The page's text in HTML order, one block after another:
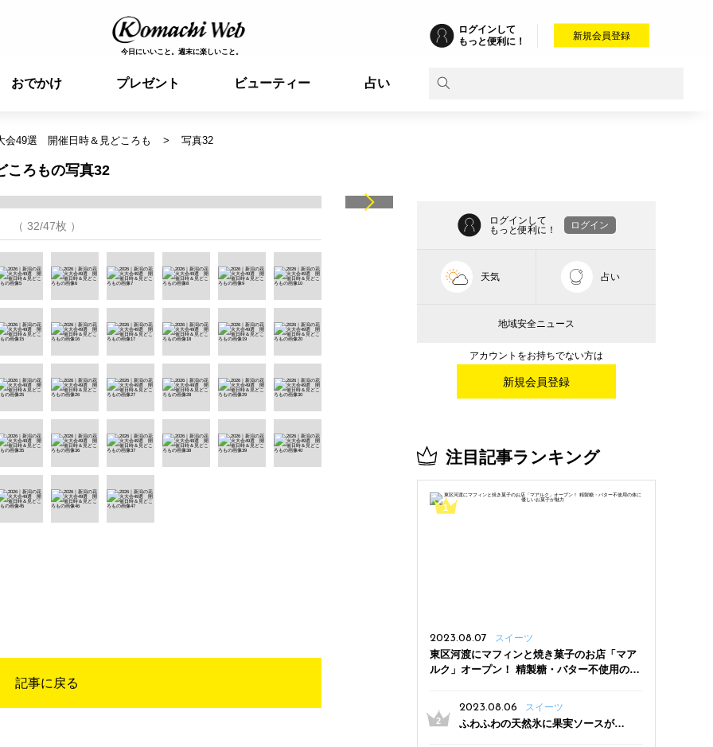
今日にいいこと。週末に楽しいこと。
ログインして
もっと便利に！
新規会員登録
おでかけ プレゼント ビューティー 占い
会49選 開催日時＆見どころも 写真32
ころもの写真32
（ 32/47枚 ）
記事に戻る
ログインして
もっと便利に！
ログイン
天気 占い
地域安全ニュース
アカウントをお持ちでない方は
新規会員登録
注目記事ランキング
2023.08.07 スイーツ
東区河渡にマフィンと焼き菓子のお店「マア
ルク」オープン！ 精製糖・バター不使用の体
2023.08.06
スイーツ
ふわふわの天然氷に果実ソースがた